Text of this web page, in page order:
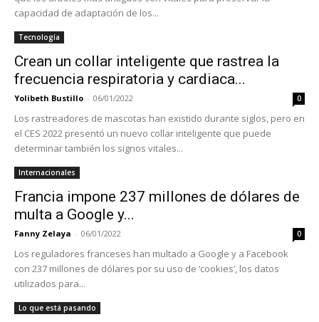
capacidad de adaptación de los...
Tecnología
Crean un collar inteligente que rastrea la
frecuencia respiratoria y cardiaca...
Yolibeth Bustillo - 06/01/2022 0
Los rastreadores de mascotas han existido durante siglos, pero en
el CES 2022 presentó un nuevo collar inteligente que puede
determinar también los signos vitales...
Internacionales
Francia impone 237 millones de dólares de
multa a Google y...
Fanny Zelaya - 06/01/2022 0
Los reguladores franceses han multado a Google y a Facebook
con 237 millones de dólares por su uso de ‘cookies’, los datos
utilizados para...
Lo que está pasando